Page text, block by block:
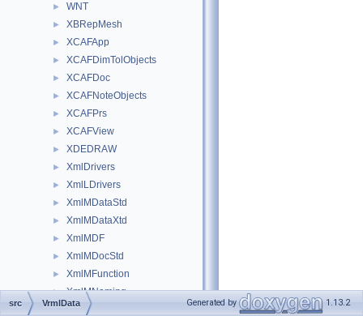
► WNT
► XBRepMesh
► XCAFApp
► XCAFDimTolObjects
► XCAFDoc
► XCAFNoteObjects
► XCAFPrs
► XCAFView
► XDEDRAW
► XmlDrivers
► XmlLDrivers
► XmlMDataStd
► XmlMDataXtd
► XmlMDF
► XmlMDocStd
► XmlMFunction
► XmlMNaming
► XmlMXCAFDoc
src VrmlData Generated by 1.13.2